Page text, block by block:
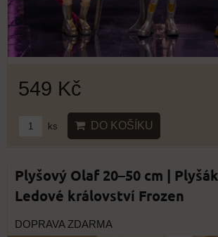
549 Kč
ks DO KOŠÍKU
Plyšový Olaf 20–50 cm |
Ledové království Frozen
DOPRAVA ZDARMA